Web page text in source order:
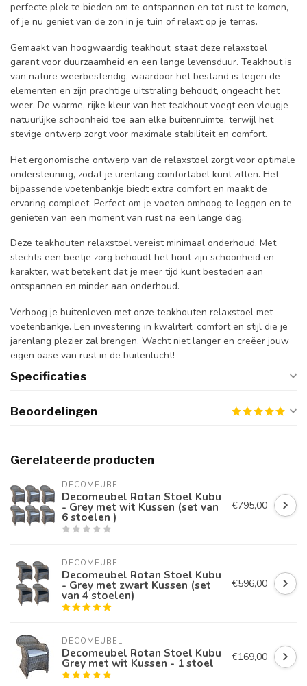
perfecte plek te bieden om te ontspannen en tot rust te komen,
of je nu geniet van de zon in je tuin of relaxt op je terras.
Gemaakt van hoogwaardig teakhout, staat deze relaxstoel
garant voor duurzaamheid en een lange levensduur. Teakhout is
van nature weerbestendig, waardoor het bestand is tegen de
elementen en zijn prachtige uitstraling behoudt, ongeacht het
weer. De warme, rijke kleur van het teakhout voegt een vleugje
natuurlijke schoonheid toe aan elke buitenruimte, terwijl het
stevige ontwerp zorgt voor maximale stabiliteit en comfort.
Het ergonomische ontwerp van de relaxstoel zorgt voor optimale
ondersteuning, zodat je urenlang comfortabel kunt zitten. Het
bijpassende voetenbankje biedt extra comfort en maakt de
ervaring compleet. Perfect om je voeten omhoog te leggen en te
genieten van een moment van rust na een lange dag.
Deze teakhouten relaxstoel vereist minimaal onderhoud. Met
slechts een beetje zorg behoudt het hout zijn schoonheid en
karakter, wat betekent dat je meer tijd kunt besteden aan
ontspannen en minder aan onderhoud.
Verhoog je buitenleven met onze teakhouten relaxstoel met
voetenbankje. Een investering in kwaliteit, comfort en stijl die je
jarenlang plezier zal brengen. Wacht niet langer en creëer jouw
eigen oase van rust in de buitenlucht!
Specificaties
Beoordelingen
Gerelateerde producten
DECOMEUBEL
Decomeubel Rotan Stoel Kubu
- Grey met wit Kussen (set van
6 stoelen )
€795,00
DECOMEUBEL
Decomeubel Rotan Stoel Kubu
- Grey met zwart Kussen (set
van 4 stoelen)
€596,00
DECOMEUBEL
Decomeubel Rotan Stoel Kubu
Grey met wit Kussen - 1 stoel €169,00